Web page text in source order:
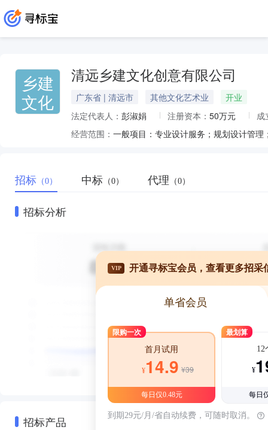
乡建
文化
清远乡建文化创意有限公司
广东省 | 清远市 其他文化艺术业
开业
法定代表人： 彭淑娟 注册资本： 50万元
成
经营范围：
招标 （0） 中标 （0） 代理 （0）
招标分析
招标产品
VIP 开通寻标宝会员，查看更多招采
单省会员
限购一次
首月试用
¥14.9 ¥39
每日仅0.48元
最划算
12
¥
每日
到期29元/月/省自动续费，可随时取消。